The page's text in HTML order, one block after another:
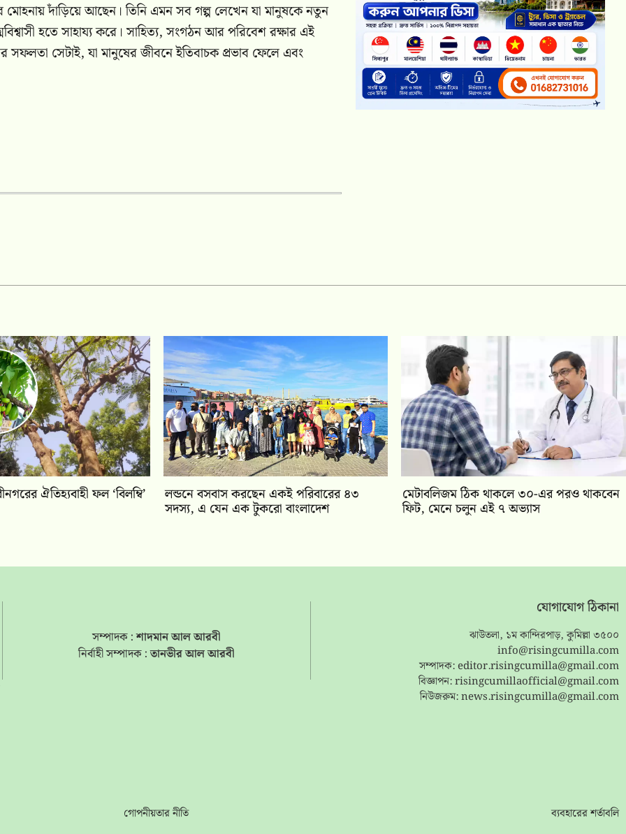
দাঁড়িয়ে আছেন। তিনি এমন সব গল্প লেখেন যা মানুষকে নতুন
হতে সাহায্য করে। সাহিত্য, সংগঠন আর পরিবেশ রক্ষার এই
সফলতা সেটাই, যা মানুষের জীবনে ইতিবাচক প্রভাব ফেলে এবং
ঐতিহ্যবাহী ফল ‘বিলম্বি’ লন্ডনে বসবাস করছেন একই পরিবারের ৪৩
সদস্য, এ যেন এক টুকরো বাংলাদেশ
মেটাবলিজম ঠিক থাকলে ৩০-এর পরও থাকবেন
ফিট, মেনে চলুন এই ৭ অভ্যাস
সম্পাদক :শাদমান আল আরবী
নির্বাহী সম্পাদক :তানভীর আল আরবী
যোগাযোগ ঠিকানা
ঝাউতলা, ১ম কান্দিরপাড়, কুমিল্লা ৩৫০০
info@risingcumilla.com
সম্পাদক:editor.risingcumilla@gmail.com
বিজ্ঞাপন:risingcumillaofficial@gmail.com
নিউজরুম:news.risingcumilla@gmail.com
গোপনীয়তার নীতি ব্যবহারের শর্তাবলি